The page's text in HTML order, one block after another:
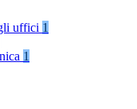
uffici 1
1